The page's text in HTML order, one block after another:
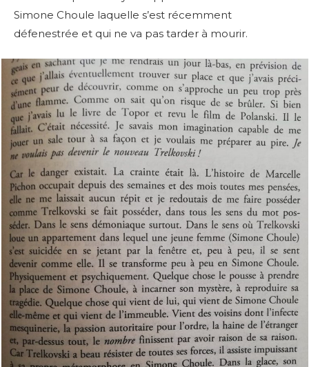
Simone Choule laquelle s’est récemment
défenestrée et qui ne va pas tarder à mourir.